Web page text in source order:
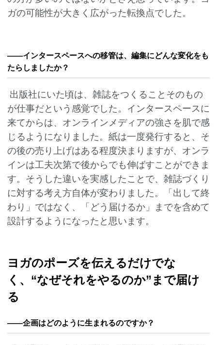
ガの可能性が大きく広がった転換点でした。
——インタースペースへの移管は、編集にどんな変化をも
たらしましたか？
出版社にいた頃は、雑誌をつくることそのもの
が仕事だという感覚でした。インタースペースに
来てからは、オンラインメディアの強さを肌で感
じるようになりました。紙は一度発行すると、そ
の後の売り上げはある程度決まりますが、オンラ
インは工夫次第で後からでも伸ばすことができま
す。そうした違いを実感したことで、雑誌づくり
に対する考え方自体が変わりました。「出して終
わり」ではなく、「どう届けるか」までを含めて
設計するようになったと思います。
ヨガのポーズを伝えるだけでな
く、“なぜそれをやるのか”まで届け
る
——企画はどのように生まれるのですか？